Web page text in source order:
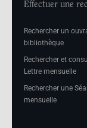
Effectuer une
Rechercher un
bibliothèque
Rechercher et
Lettre mensuelle
Rechercher une
mensuelle